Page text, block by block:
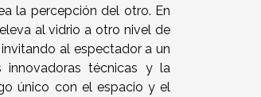
la percepción del otro. En
al vidrio a otro nivel de
al espectador a un
técnicas y la
único con el espacio y el